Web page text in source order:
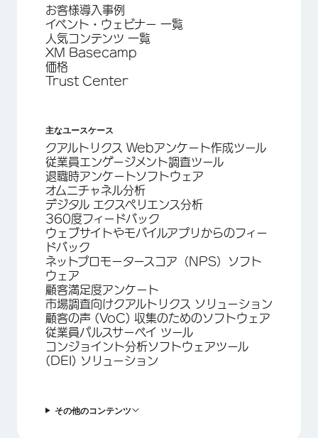
お客様導入事例
イベント・ウェビナー 一覧
人気コンテンツ 一覧
XM Basecamp
価格
Trust Center
主なユースケース
クアルトリクス Webアンケート作成ツール
従業員エンゲージメント調査ツール
退職時アンケートソフトウェア
オムニチャネル分析
デジタル エクスペリエンス分析
360度フィードバック
ウェブサイトやモバイルアプリからのフィー
ドバック
ネットプロモータースコア（NPS）ソフト
ウェア
顧客満足度アンケート
市場調査向けクアルトリクス ソリューション
顧客の声 (VoC) 収集のためのソフトウェア
従業員パルスサーベイ ツール
コンジョイント分析ソフトウェアツール
(DEI) ソリューション
その他のコンテンツ